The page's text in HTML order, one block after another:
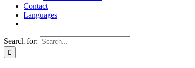
Contact
Languages
Search for: